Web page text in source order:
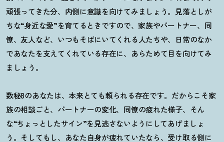
頑張ってきた分、内側に意識を向けてみましょう。見落としが
ちな“身近な愛”を育てるときですので、家族やパートナー、同
僚、友人など、いつもそばにいてくれる人たちや、日常のなか
であなたを支えてくれている存在に、あらためて目を向けてみ
ましょう。
数秘8のあなたは、本来とても頼られる存在です。だからこそ家
族の相談ごと、パートナーの変化、同僚の疲れた様子、そん
な“ちょっとしたサイン”を見逃さないようにしてあげましょ
う。そしてもし、あなた自身が疲れていたなら、受け取る側に